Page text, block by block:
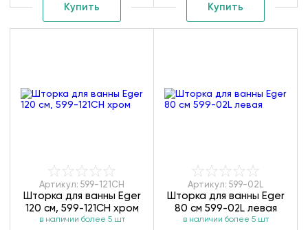
Купить Купить
Артикул: 599-121CH
Шторка для ванны Eger
120 см, 599-121CH хром
в наличии более 5 шт
Артикул: 599-02L
Шторка для ванны Eger
80 см 599-02L левая
в наличии более 5 шт